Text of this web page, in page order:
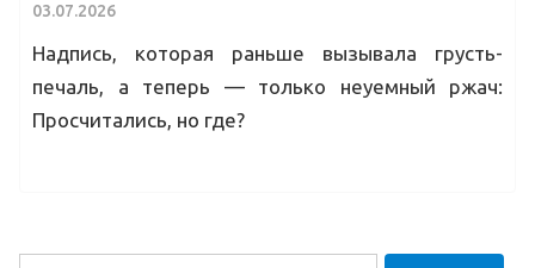
03.07.2026
Надпись, которая раньше вызывала грусть-
печаль, а теперь — только неуемный ржач:
Просчитались, но где?